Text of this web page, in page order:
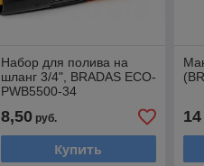
Набор для полива на
шланг 3/4", BRADAS ECO-
PWB5500-34
8,50руб.
Купить
14